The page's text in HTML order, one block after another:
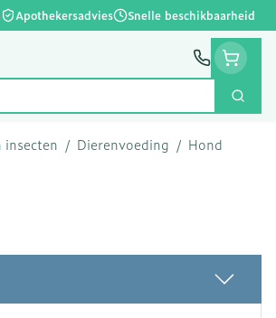
Apothekersadvies Snelle beschikbaarheid
Zoek
insecten / Dierenvoeding / Hond